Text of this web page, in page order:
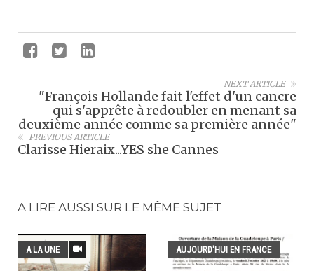
NEXT ARTICLE
"François Hollande fait l'effet d'un cancre
qui s'apprête à redoubler en menant sa
deuxième année comme sa première année"
PREVIOUS ARTICLE
Clarisse Hieraix...YES she Cannes
A LIRE AUSSI SUR LE MÊME SUJET
A LA UNE AUJOURD'HUI EN FRANCE